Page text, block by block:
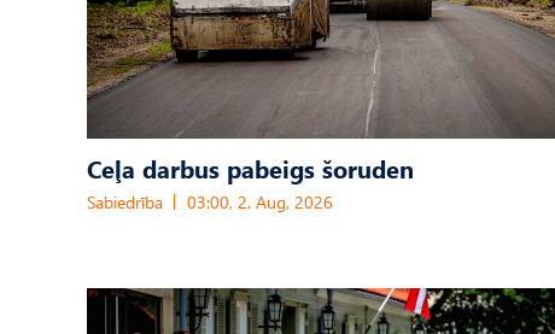
Ceļa darbus pabeigs šoruden
Sabiedrība 03:00, 2. Aug, 2026